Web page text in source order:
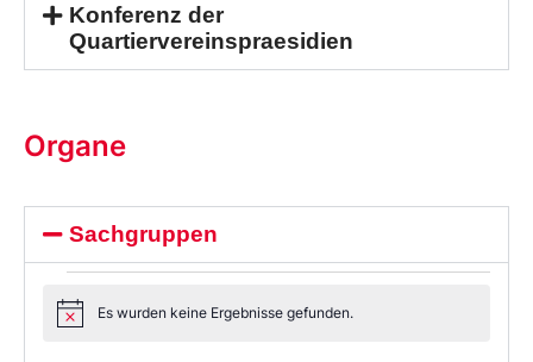
Konferenz der
Quartiervereinspraesidien
Organe
Sachgruppen
NoticeEs wurden keine Ergebnisse gefunden.